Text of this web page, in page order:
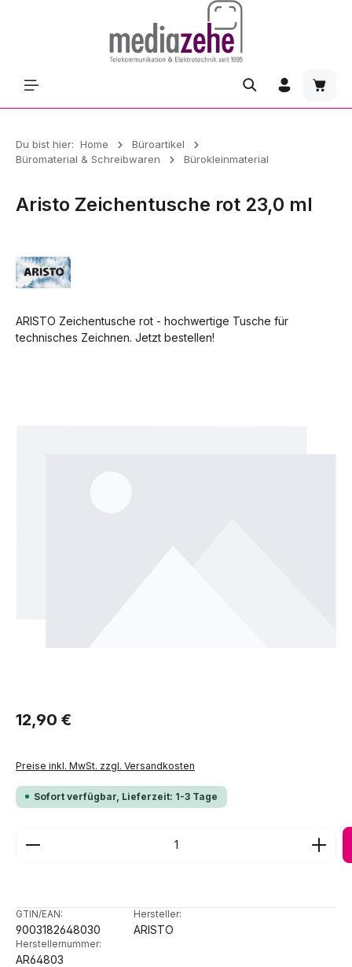
Du bist hier: Home
Büroartikel
Büromaterial & Schreibwaren
Bürokleinmaterial
Aristo Zeichentusche rot 23,0 ml
ARISTO Zeichentusche rot - hochwertige Tusche für
technisches Zeichnen. Jetzt bestellen!
Regulärer Preis:
12,90 €
Preise inkl. MwSt. zzgl. Versandkosten
Sofort verfügbar, Lieferzeit: 1-3 Tage
Produkt Anzahl: Gib den gewünschten Wert ein
GTIN/EAN:
9003182648030
Hersteller:
ARISTO
Herstellernummer:
AR64803